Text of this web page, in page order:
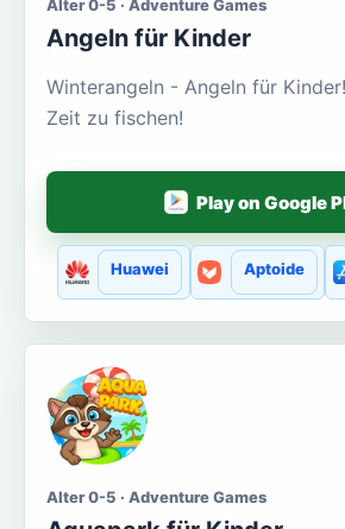
Alter 0-5 · Adventure Games
Angeln für Kinder
Winterangeln - Angeln für
Zeit zu fischen!
Play on Google
Huawei Aptoide
Alter 0-5 · Adventure Games